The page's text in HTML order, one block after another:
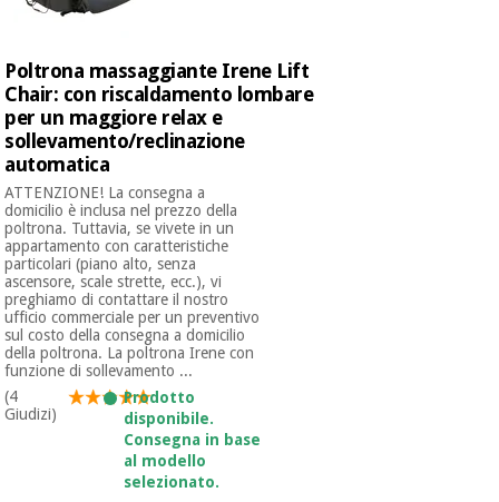
Ortopedia
Strumenti
chirurgici
(liquidazione)
Poltrona massaggiante Irene Lift
Chair: con riscaldamento lombare
per un maggiore relax e
sollevamento/reclinazione
automatica
ATTENZIONE! La consegna a
domicilio è inclusa nel prezzo della
poltrona. Tuttavia, se vivete in un
appartamento con caratteristiche
particolari (piano alto, senza
ascensore, scale strette, ecc.), vi
preghiamo di contattare il nostro
ufficio commerciale per un preventivo
sul costo della consegna a domicilio
della poltrona. La poltrona Irene con
funzione di sollevamento ...
(4
Giudizi)
Prodotto
disponibile.
Consegna in base
al modello
selezionato.